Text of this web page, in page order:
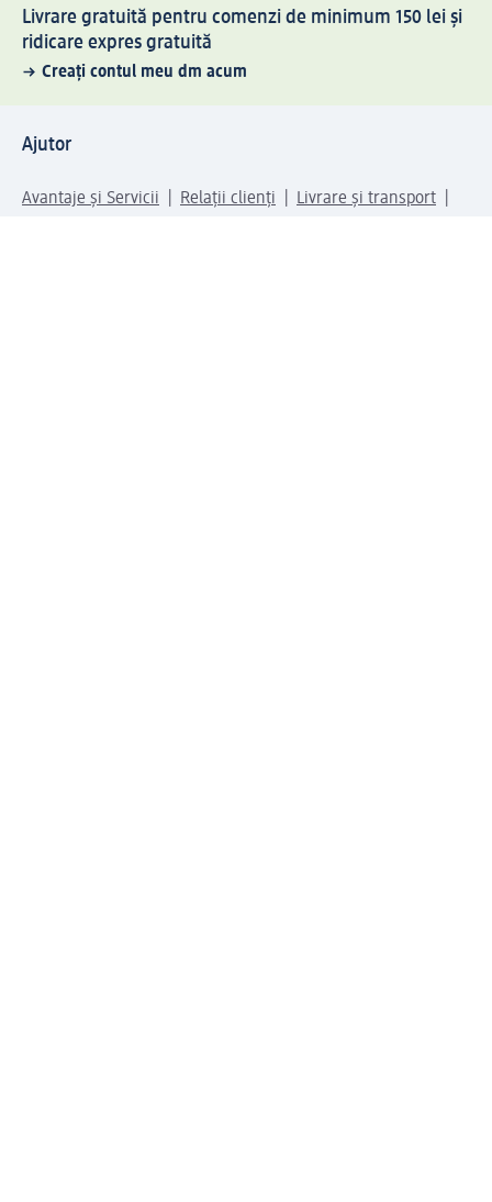
Livrare gratuită pentru comenzi de minimum 150 lei și
ridicare expres gratuită
Creați contul meu dm acum
Ajutor
Avantaje și Servicii Relații clienți
Livrare și transport